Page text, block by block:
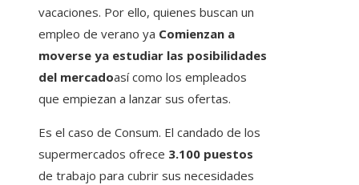
vacaciones. Por ello, quienes buscan un
empleo de verano ya Comienzan a
moverse ya estudiar las posibilidades
del mercadoasí como los empleados
que empiezan a lanzar sus ofertas.
Es el caso de Consum. El candado de los
supermercados ofrece 3.100 puestos
de trabajo para cubrir sus necesidades